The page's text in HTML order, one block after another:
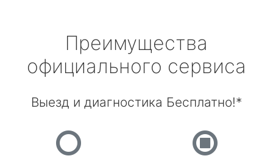
Преимущества
официального сервиса
Выезд и диагностика Бесплатно!*